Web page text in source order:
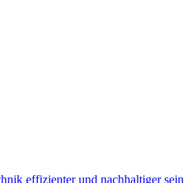
effizienter und nachhaltiger sein